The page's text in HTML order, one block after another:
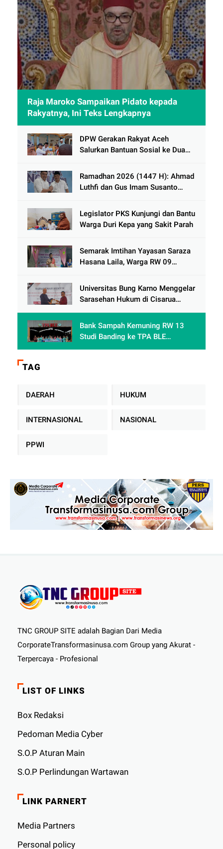
Raja Maroko Sampaikan Pidato kepada
Rakyatnya, Ini Teks Lengkapnya
DPW Gerakan Rakyat Aceh
Salurkan Bantuan Sosial ke Dua
Ramadhan 2026 (1447 H): Ahmad
Luthfi dan Gus Imam Susanto
Berkelanjutan
Legislator PKS Kunjungi dan Bantu
Warga Duri Kepa yang Sakit Parah
Semarak Imtihan Yayasan Saraza
Hasana Laila, Warga RW 09
Sambut Ramadhan 1447 Hijriah
Universitas Bung Karno Menggelar
Sarasehan Hukum di Cisarua
meningkatkan pemahaman
akademis Mahasiswa Fakultas
Bank Sampah Kemuning RW 13
Studi Banding ke TPA BLE
Banyumas: Belajar Mengolah
TAG
DAERAH HUKUM
INTERNASIONAL NASIONAL
PPWI
TNC GROUP SITE adalah Bagian Dari Media
CorporateTransformasinusa.com Group yang Akurat -
Terpercaya - Profesional
LIST OF LINKS
Box Redaksi
Pedoman Media Cyber
S.O.P Aturan Main
S.O.P Perlindungan Wartawan
LINK PARNERT
Media Partners
Personal policy